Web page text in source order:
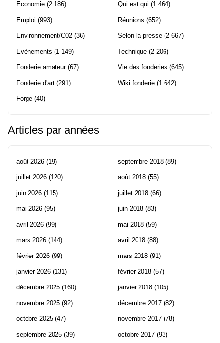
Economie (2 186)
Emploi (993)
Environnement/C02 (36)
Evènements (1 149)
Fonderie amateur(67)
Fonderie d'art (291)
Forge (40)
Qui est qui (1 464)
Réunions (652)
Selon la presse (2 667)
Technique (2 206)
Vie des fonderies (645)
Wiki fonderie (1 642)
Articles par années
août 2026 (19)
juillet 2026 (120)
juin 2026 (115)
mai 2026 (95)
avril 2026 (99)
mars 2026 (144)
février 2026 (99)
janvier 2026 (131)
décembre 2025 (160)
novembre 2025 (92)
octobre 2025 (47)
septembre 2025 (39)
septembre 2018 (89)
août 2018 (55)
juillet 2018 (66)
juin 2018 (83)
mai 2018 (59)
avril 2018 (88)
mars 2018 (91)
février 2018 (57)
janvier 2018 (105)
décembre 2017 (82)
novembre 2017 (78)
octobre 2017 (93)